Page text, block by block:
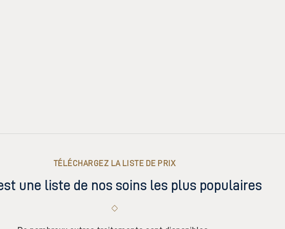
TÉLÉCHARGEZ LA LISTE DE PRIX
une liste de nos soins les plus populaires